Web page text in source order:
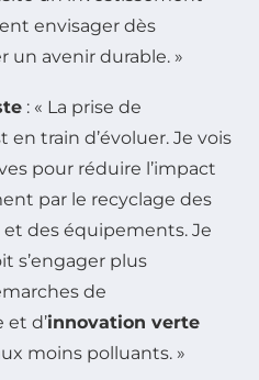
envisager dès
un avenir durable. »
: « La prise de
train d’évoluer. Je vois
pour réduire l’impact
par le recyclage des
et des équipements. Je
s’engager plus
de
d’innovation verte
moins polluants. »